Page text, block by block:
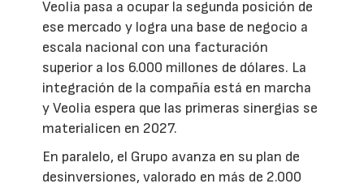
Veolia pasa a ocupar la segunda posición de
ese mercado y logra una base de negocio a
escala nacional con una facturación
superior a los 6.000 millones de dólares. La
integración de la compañía está en marcha
y Veolia espera que las primeras sinergias se
materialicen en 2027.
En paralelo, el Grupo avanza en su plan de
desinversiones, valorado en más de 2.000